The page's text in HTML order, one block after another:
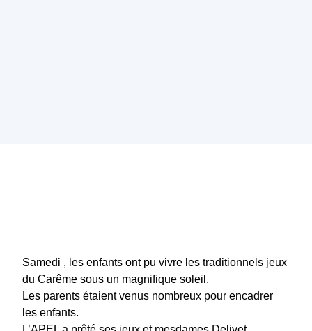
Samedi , les enfants ont pu vivre les traditionnels jeux
du Carême sous un magnifique soleil.
Les parents étaient venus nombreux pour encadrer
les enfants.